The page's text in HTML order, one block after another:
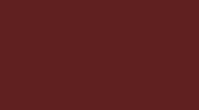
それには、メモリ確保の必要があ
な場所で予め envpstr を作成した
なお、execv が not async-signal-